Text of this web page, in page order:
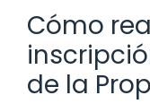
Cómo
de la